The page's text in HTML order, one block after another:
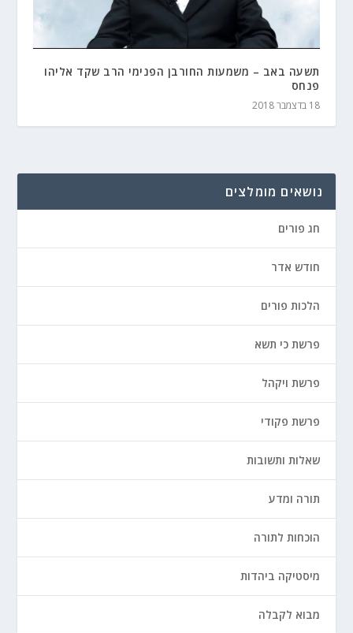
תשעה באב – משמעות החורבן הפנימי הרב שקד אליהו
פנחס
18 בדצמבר 2018
נושאים מומלצים
חג פורים
חודש אדר
הלכות פורים
פרשת כי תשא
פרשת ויקהל
פרשת פקודי
שאלות ותשובות
תורה ומדע
הוכחות לתורה
מיסטיקה ביהדות
מבוא לקבלה